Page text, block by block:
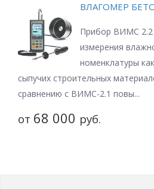
ВЛАГОМЕР
Прибор ВИМС 2.2
измерения
номенклатуры
сыпучих строительных
сравнению с ВИМС-2.1 повы...
от 68 000 руб.